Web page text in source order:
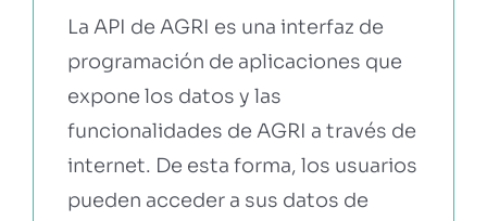
La API de AGRI es una interfaz de
programación de aplicaciones que
expone los datos y las
funcionalidades de AGRI a través de
internet. De esta forma, los usuarios
pueden acceder a sus datos de